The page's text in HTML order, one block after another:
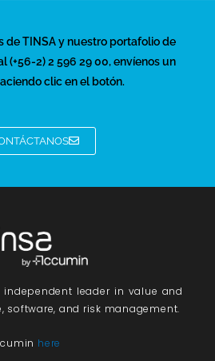
de TINSA y nuestro portafolio de
(+56-2) 2 596 29 00, envíenos un
clic en el botón.
leader in value and
software, and risk management.
here